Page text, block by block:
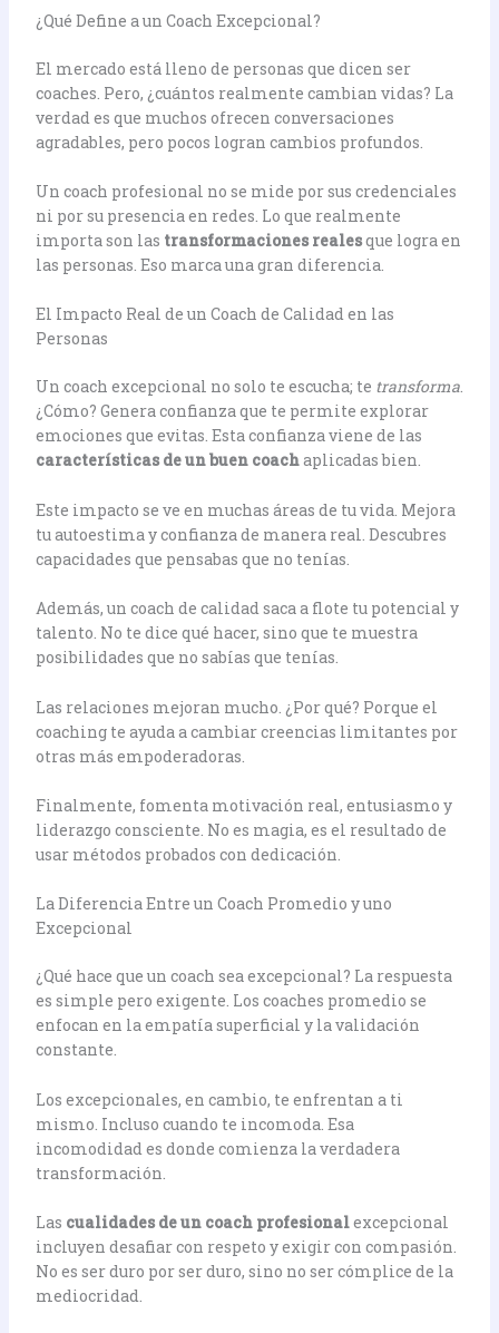
¿Qué Define a un Coach Excepcional?
El mercado está lleno de personas que dicen ser
coaches. Pero, ¿cuántos realmente cambian vidas? La
verdad es que muchos ofrecen conversaciones
agradables, pero pocos logran cambios profundos.
Un coach profesional no se mide por sus credenciales
ni por su presencia en redes. Lo que realmente
importa son las transformaciones realesque logra en
las personas. Eso marca una gran diferencia.
El Impacto Real de un Coach de Calidad en las
Personas
Un coach excepcional no solo te escucha; te transforma.
¿Cómo? Genera confianza que te permite explorar
emociones que evitas. Esta confianza viene de las
características de un buen coachaplicadas bien.
Este impacto se ve en muchas áreas de tu vida. Mejora
tu autoestima y confianza de manera real. Descubres
capacidades que pensabas que no tenías.
Además, un coach de calidad saca a flote tu potencial y
talento. No te dice qué hacer, sino que te muestra
posibilidades que no sabías que tenías.
Las relaciones mejoran mucho. ¿Por qué? Porque el
coaching te ayuda a cambiar creencias limitantes por
otras más empoderadoras.
Finalmente, fomenta motivación real, entusiasmo y
liderazgo consciente. No es magia, es el resultado de
usar métodos probados con dedicación.
La Diferencia Entre un Coach Promedio y uno
Excepcional
¿Qué hace que un coach sea excepcional? La respuesta
es simple pero exigente. Los coaches promedio se
enfocan en la empatía superficial y la validación
constante.
Los excepcionales, en cambio, te enfrentan a ti
mismo. Incluso cuando te incomoda. Esa
incomodidad es donde comienza la verdadera
transformación.
Las cualidades de un coach profesionalexcepcional
incluyen desafiar con respeto y exigir con compasión.
No es ser duro por ser duro, sino no ser cómplice de la
mediocridad.